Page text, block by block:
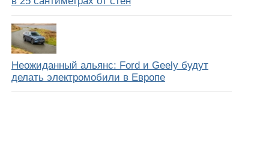
Неожиданный альянс: Ford и Geely будут
делать электромобили в Европе